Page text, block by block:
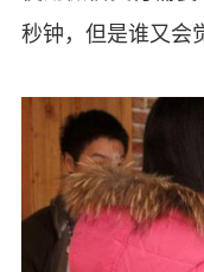
秒钟，但是谁又会